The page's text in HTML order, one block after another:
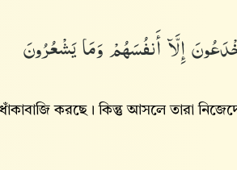
إِلَّآ أَنفُسَهُمْ وَمَا يَشْعُرُونَ
করছে। কিন্তু আসলে তারা